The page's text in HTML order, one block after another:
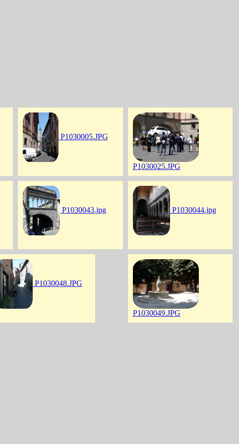
P1030005.JPG
P1030025.JPG
P1030043.jpg P1030044.jpg
P1030048.JPG
P1030049.JPG